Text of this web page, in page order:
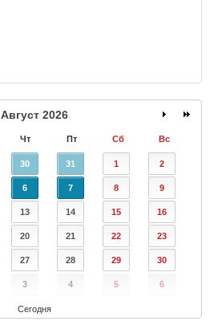
Август 2026
Чт Пт Сб Вс
30 31 1 2
6 7 8 9
13 14 15 16
20 21 22 23
27 28 29 30
3 4 5 6
Сегодня